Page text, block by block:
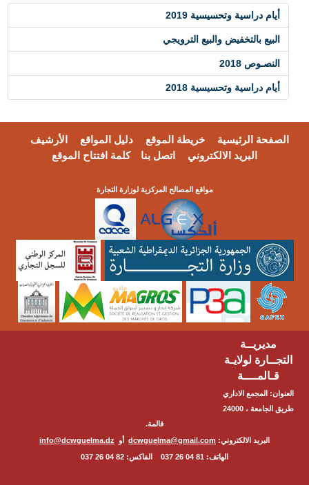
أيام دراسية وتحسيسية 2019
البيع بالتخفيض والبيع الترويجي
النصـوص 2018
أيام دراسية وتحسيسية 2018
الصفحة الرئيسية خريطة الموقع دليل المواقع
الأرشيف
البريد الالكتروني
اتصل بنا كلمة افتتاح الموقع
مواقع المصالح المركزية لوزارة التجارة
مديريــة
التجــارة لولايـة
قـالمــــة
العنوان: المجمع الاداري
طريق الجامعة ، 24000
قالمة.
البريد الالكتروني: dcwguelma@gmail.com أو info@dcwguelma.dz
الهاتف: 81 04 26 037 الفاكس: 82 04 26 037